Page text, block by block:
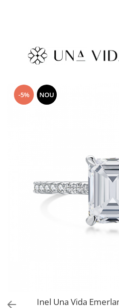
Cadouri pentru EA
CADOURI sub 150 lei - EA
CADOURI sub 150 lei - EL
-5% NOU
Inel Una Vida